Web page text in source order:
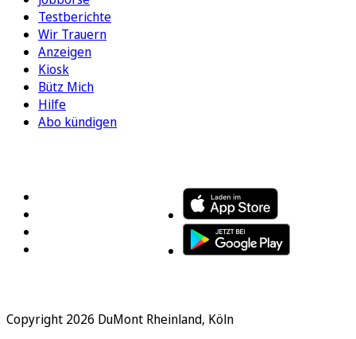
Testberichte
Wir Trauern
Anzeigen
Kiosk
Bütz Mich
Hilfe
Abo kündigen
Copyright 2026 DuMont Rheinland, Köln